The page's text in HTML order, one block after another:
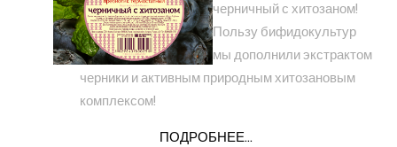
черничный с хитозаном!
Пользу бифидокультур
мы дополнили экстрактом
черники и активным природным хитозановым
комплексом!
ПОДРОБНЕЕ...